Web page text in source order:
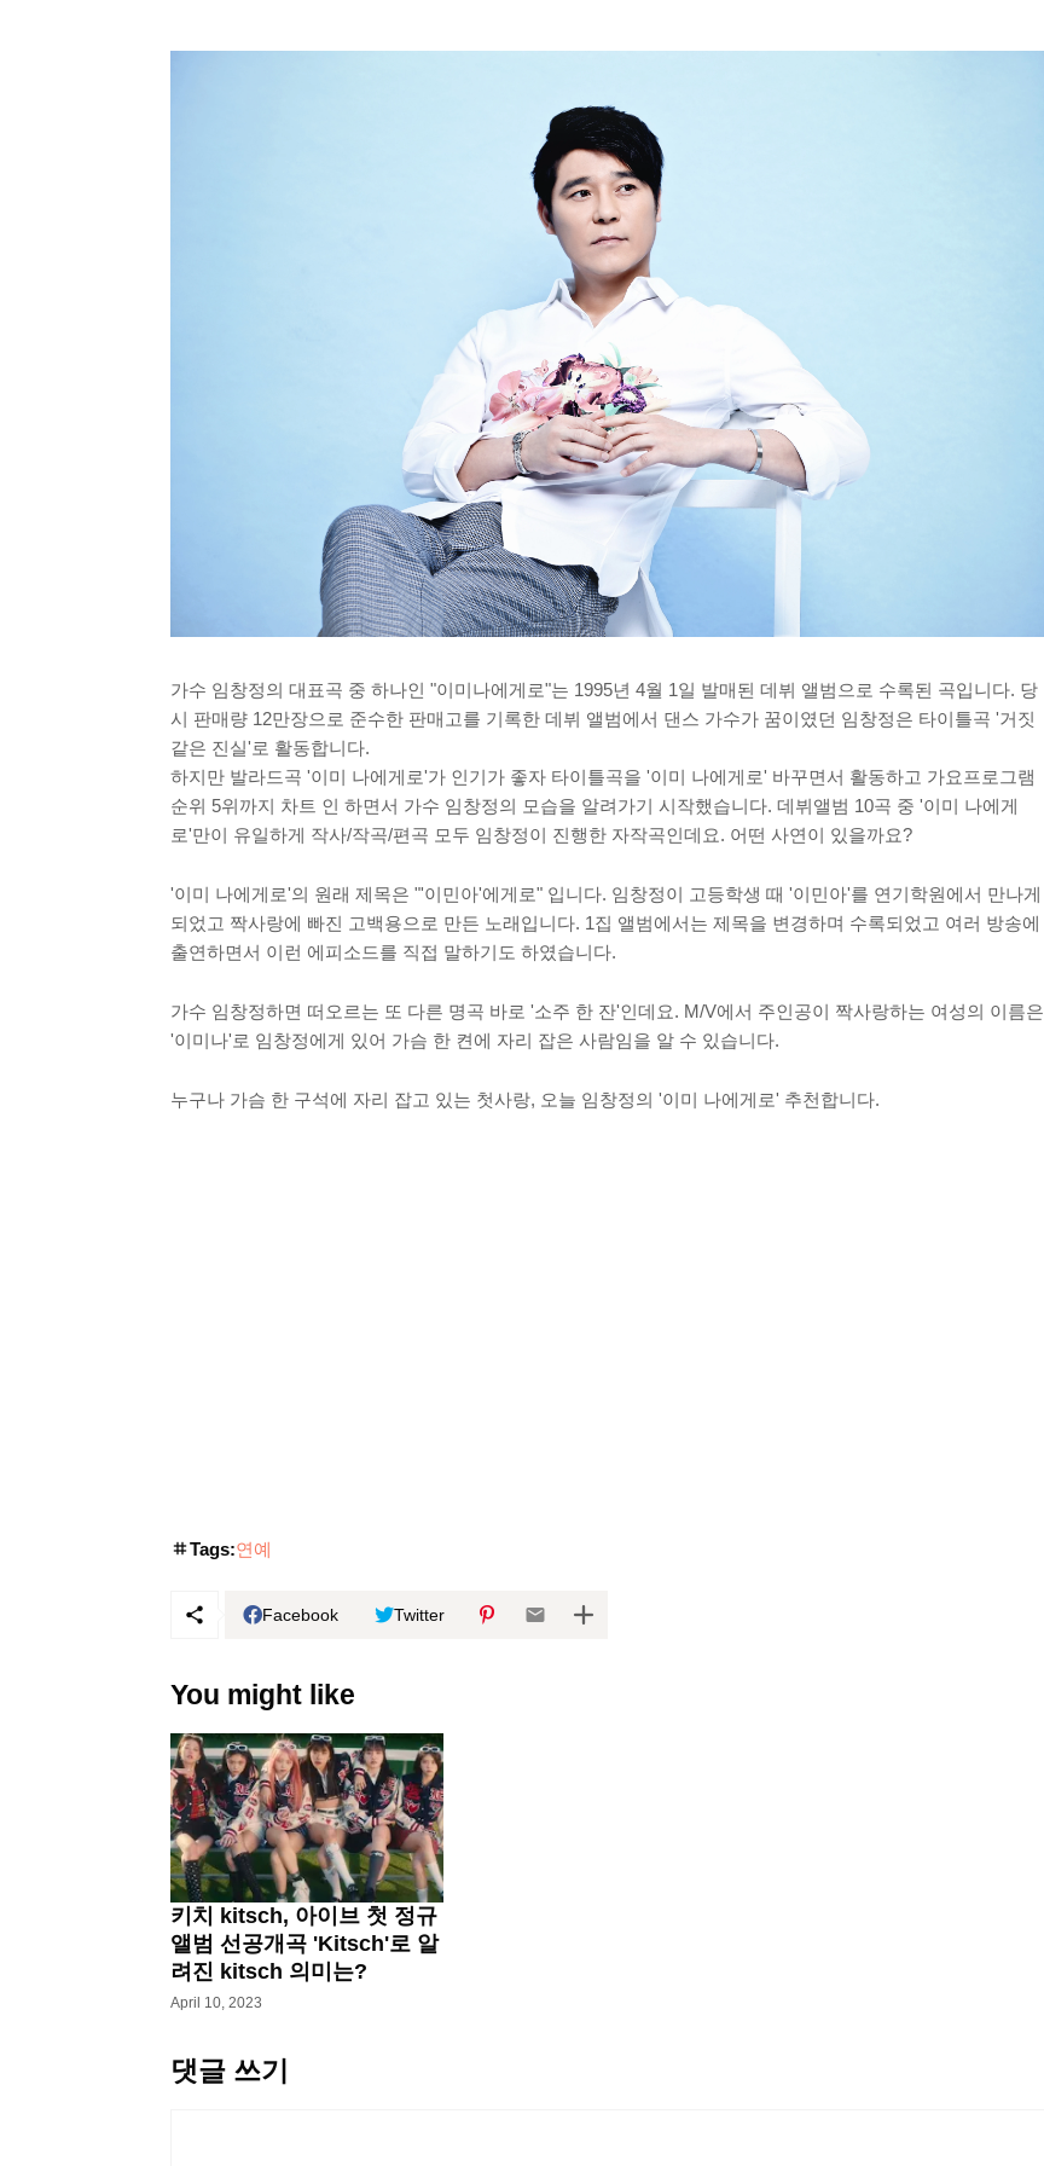
가수 임창정의 대표곡 중 하나인 "이미나에게로"는 1995년 4월 1일 발매된 데뷔 앨범으로 수록된 곡입니다. 당
시 판매량 12만장으로 준수한 판매고를 기록한 데뷔 앨범에서 댄스 가수가 꿈이였던 임창정은 타이틀곡 '거짓
같은 진실'로 활동합니다.
하지만 발라드곡 '이미 나에게로'가 인기가 좋자 타이틀곡을 '이미 나에게로' 바꾸면서 활동하고 가요프로그램
순위 5위까지 차트 인 하면서 가수 임창정의 모습을 알려가기 시작했습니다. 데뷔앨범 10곡 중 '이미 나에게
로'만이 유일하게 작사/작곡/편곡 모두 임창정이 진행한 자작곡인데요. 어떤 사연이 있을까요?
'이미 나에게로'의 원래 제목은 "'이민아'에게로" 입니다. 임창정이 고등학생 때 '이민아'를 연기학원에서 만나게
되었고 짝사랑에 빠진 고백용으로 만든 노래입니다. 1집 앨범에서는 제목을 변경하며 수록되었고 여러 방송에
출연하면서 이런 에피소드를 직접 말하기도 하였습니다.
가수 임창정하면 떠오르는 또 다른 명곡 바로 '소주 한 잔'인데요. M/V에서 주인공이 짝사랑하는 여성의 이름은
'이미나'로 임창정에게 있어 가슴 한 켠에 자리 잡은 사람임을 알 수 있습니다.
누구나 가슴 한 구석에 자리 잡고 있는 첫사랑, 오늘 임창정의 '이미 나에게로' 추천합니다.
Tags:연예
Facebook Twitter
You might like
키치 kitsch, 아이브 첫 정규
앨범 선공개곡 'Kitsch'로 알
려진 kitsch 의미는?
April 10, 2023
댓글 쓰기